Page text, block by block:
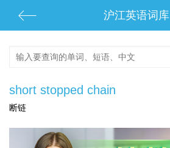
沪江英语词库
short stopped chain
断链